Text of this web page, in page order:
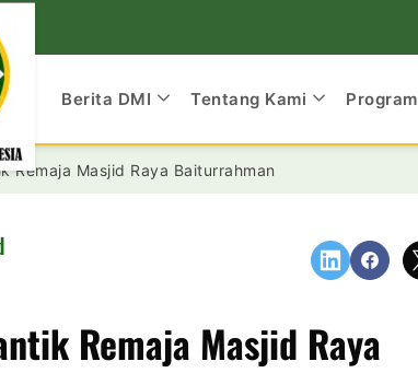
Berita DMI Tentang Kami Program
Remaja Masjid Raya Baiturrahman
Remaja Masjid Raya